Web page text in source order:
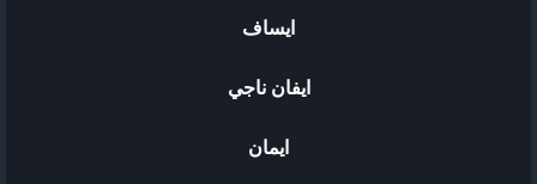
ايساف
ايفان ناجي
ايمان